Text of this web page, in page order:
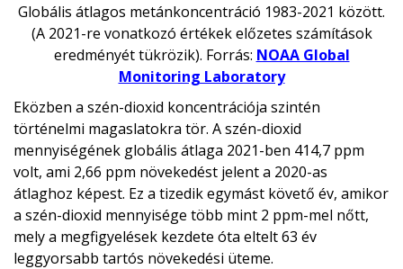
Globális átlagos metánkoncentráció 1983-2021 között.
(A 2021-re vonatkozó értékek előzetes számítások
eredményét tükrözik). Forrás: NOAA Global
Monitoring Laboratory
Eközben a szén-dioxid koncentrációja szintén
történelmi magaslatokra tör. A szén-dioxid
mennyiségének globális átlaga 2021-ben 414,7 ppm
volt, ami 2,66 ppm növekedést jelent a 2020-as
átlaghoz képest. Ez a tizedik egymást követő év, amikor
a szén-dioxid mennyisége több mint 2 ppm-mel nőtt,
mely a megfigyelések kezdete óta eltelt 63 év
leggyorsabb tartós növekedési üteme.